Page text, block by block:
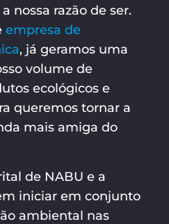
nossa razão de ser.
empresa de
, já geramos uma
volume de
ecológicos e
queremos tornar a
mais amiga do
de NABU e a
iniciar em conjunto
ambiental nas